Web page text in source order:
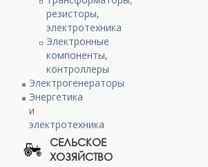
резисторы,
электротехника
Электронные
компоненты,
контроллеры
Электрогенераторы
Энергетика
и
электротехника
СЕЛЬСКОЕ
ХОЗЯЙСТВО